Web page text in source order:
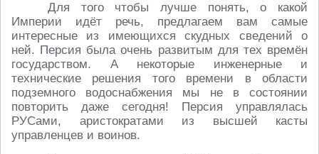
Для того чтобы лучше понять, о какой
Империи идёт речь, предлагаем вам самые
интересные из имеющихся скудных сведений о
ней. Персия была очень развитым для тех времён
государством. А некоторые инженерные и
технические решения того времени в области
подземного водоснабжения мы не в состоянии
повторить даже сегодня! Персия управлялась
РУСами, аристократами из высшей касты
управленцев и воинов.